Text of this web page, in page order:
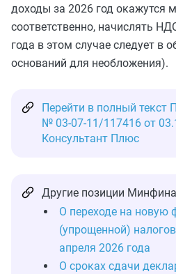
доходы за 2026 год окажутся
соответственно, начислять
года в этом случае следует в
оснований для необложения).
Перейти в полный
№ 03-07-11/117416 от
Консультант Плюс
Другие позиции
О переходе на новую
(упрощенной)
апреля 2026 года
О сроках сдачи